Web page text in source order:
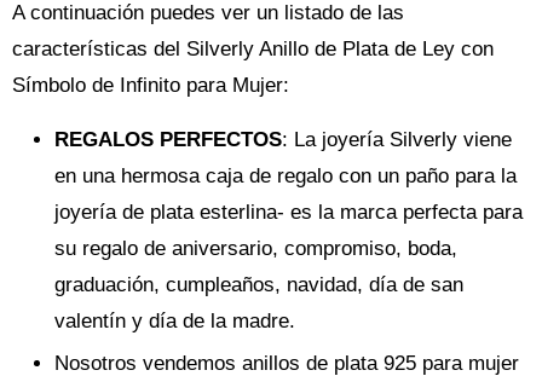
A continuación puedes ver un listado de las
características del Silverly Anillo de Plata de Ley con
Símbolo de Infinito para Mujer:
REGALOS PERFECTOS: La joyería Silverly viene
en una hermosa caja de regalo con un paño para la
joyería de plata esterlina- es la marca perfecta para
su regalo de aniversario, compromiso, boda,
graduación, cumpleaños, navidad, día de san
valentín y día de la madre.
Nosotros vendemos anillos de plata 925 para mujer